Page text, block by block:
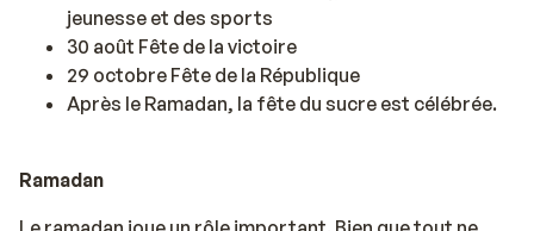
jeunesse et des sports
30 août Fête de la victoire
29 octobre Fête de la République
Après le Ramadan, la fête du sucre est célébrée.
Ramadan